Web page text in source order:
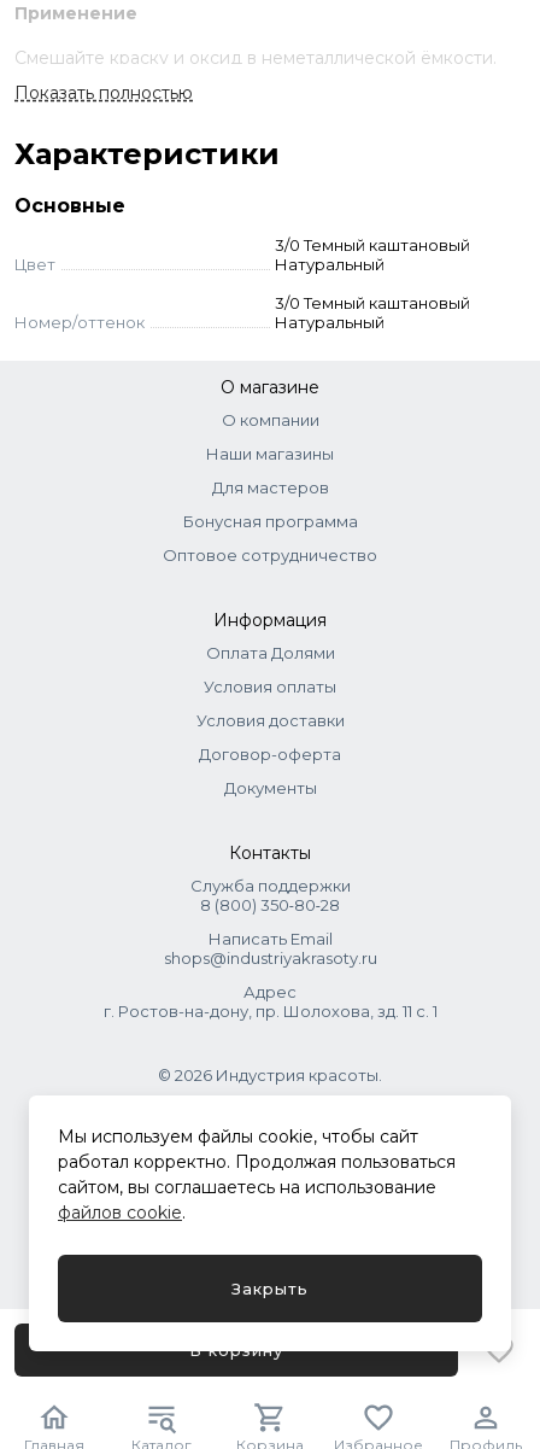
Главная Каталог Корзина Избранное Профиль
В корзину
Применение
Смешайте краску и оксид в неметаллической ёмкости.
Нанесите на волосы, выдержите указанное время.
Смойте с шампунем и кондиционером для окрашенных
Стандартное окрашивание:
Тонирование:
Суперосветление:
краситель + оксид 9–12% (пропорция
тонов — 9% оксид, до 3–4 тонов — 12% оксид.
Корректоры:
добавляются к основному оттенку - до 10%
стандартно. Корректоры самостоятельно не
распределить эмульгирующей техникой. Выдержка до 20
Показать полностью
Характеристики
Основные
Цвет
3/0 Темный каштановый
Натуральный
Номер/оттенок
3/0 Темный каштановый
Натуральный
О магазине
О компании
Наши магазины
Для мастеров
Бонусная программа
Оптовое сотрудничество
Информация
Оплата Долями
Условия оплаты
Условия доставки
Договор-оферта
Документы
Контакты
Служба поддержки
8 (800) 350‑80‑28
Написать Email
shops@industriyakrasoty.ru
Адрес
г. Ростов-на-дону, пр. Шолохова, зд. 11 с. 1
© 2026 Индустрия красоты.
.
Политика конфиденциальности
Мы используем файлы cookie, чтобы сайт
работал корректно. Продолжая пользоваться
сайтом, вы соглашаетесь на использование
файлов cookie.
Закрыть